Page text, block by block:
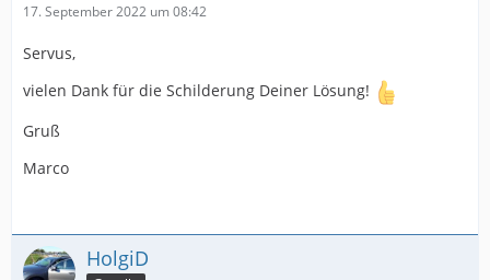
17. September 2022 um 08:42
Servus,
vielen Dank für die Schilderung Deiner Lösung!
Gruß
Marco
HolgiD